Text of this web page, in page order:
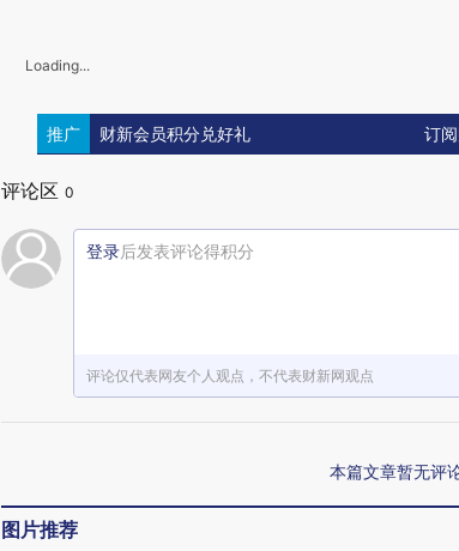
Loading...
推广 财新会员积分兑好礼 订
评论区 0
登录后发表评论得积分
评论仅代表网友个人观点，不代表财新网观点
本篇文章暂无评
图片推荐